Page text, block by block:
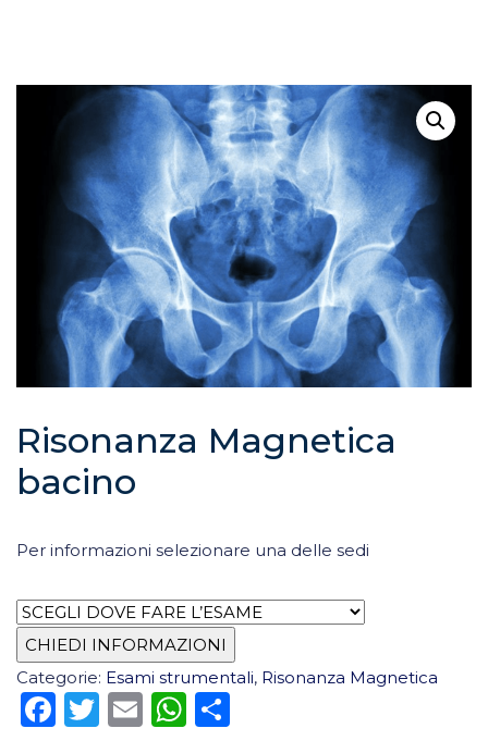
Risonanza Magnetica
bacino
Per informazioni selezionare una delle sedi
Categorie: Esami strumentali, Risonanza Magnetica
Facebook
Twitter
EmailWhatsApp